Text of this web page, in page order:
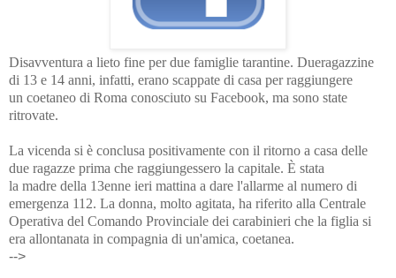
Disavventura a lieto fine per due famiglie tarantine. Dueragazzine
di 13 e 14 anni, infatti, erano scappate di casa per raggiungere
un coetaneo di Roma conosciuto su Facebook, ma sono state
ritrovate.
La vicenda si è conclusa positivamente con il ritorno a casa delle
due ragazze prima che raggiungessero la capitale. È stata
la madre della 13enne ieri mattina a dare l'allarme al numero di
emergenza 112. La donna, molto agitata, ha riferito alla Centrale
Operativa del Comando Provinciale dei carabinieri che la figlia si
era allontanata in compagnia di un'amica, coetanea.
-->